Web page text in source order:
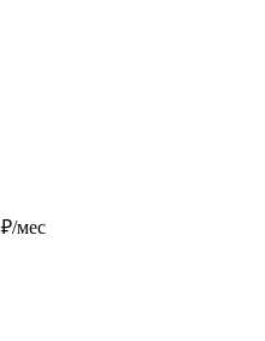
₽/мес